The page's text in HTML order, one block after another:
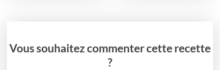
Vous souhaitez commenter cette recette
?